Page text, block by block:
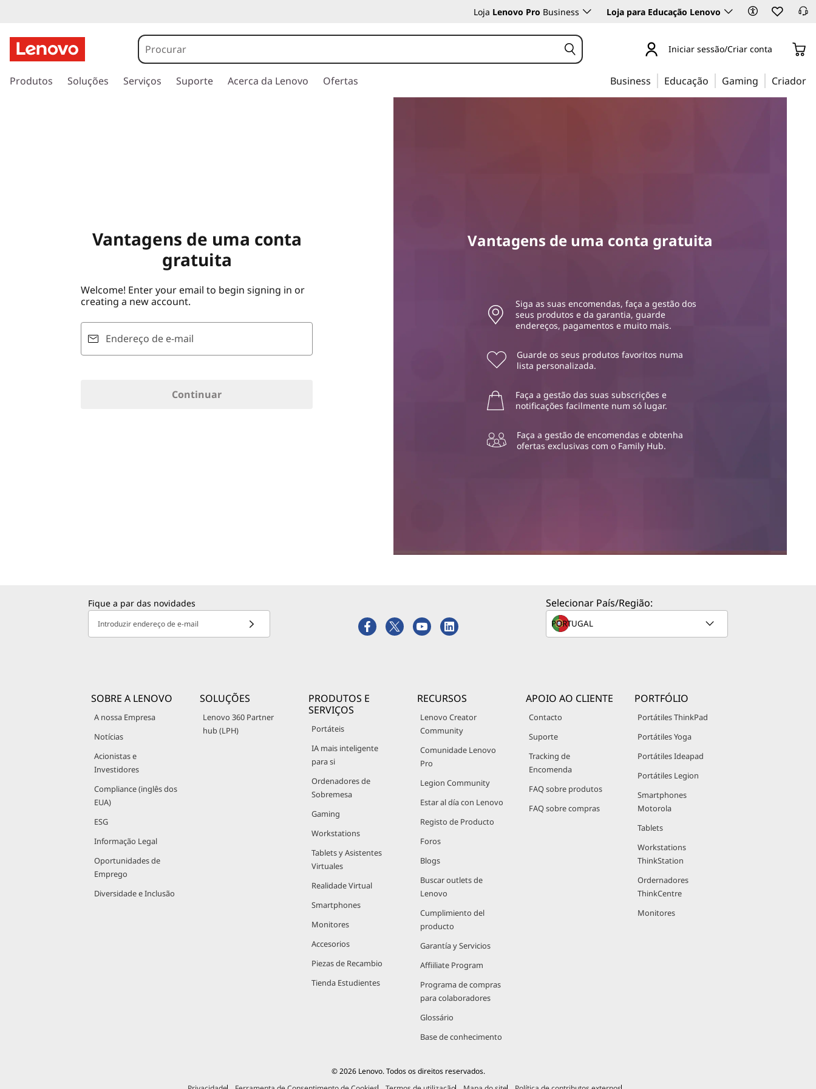
Loja Lenovo Pro Business Loja para Educação Lenovo
a
Iniciar sessão/Criar conta
Produtos Soluções Serviços Suporte Acerca da Lenovo Ofertas Business Educação Gaming Criador
Vantagens de uma conta
gratuita
Welcome! Enter your email to begin signing in or
creating a new account.
Endereço de e-mail
Continuar
Vantagens de uma conta gratuita
Siga as suas encomendas, faça a gestão dos
seus produtos e da garantia, guarde
endereços, pagamentos e muito mais.
Guarde os seus produtos favoritos numa
lista personalizada.
Faça a gestão das suas subscrições e
notificações facilmente num só lugar.
Faça a gestão de encomendas e obtenha
ofertas exclusivas com o Family Hub.
Fique a par das novidades
Introduzir endereço de e-mail
Selecionar País/Região:
SOBRE A LENOVO
A nossa Empresa
Notícias
Acionistas e
Investidores
Compliance (inglês dos
EUA)
ESG
Informação Legal
Oportunidades de
Emprego
Diversidade e Inclusão
SOLUÇÕES
Lenovo 360 Partner
hub (LPH)
PRODUTOS E
SERVIÇOS
Portáteis
IA mais inteligente
para si
Ordenadores de
Sobremesa
Gaming
Workstations
Tablets y Asistentes
Virtuales
Realidade Virtual
Smartphones
Monitores
Accesorios
Piezas de Recambio
Tienda Estudientes
RECURSOS
Lenovo Creator
Community
Comunidade Lenovo
Pro
Legion Community
Estar al día con Lenovo
Registo de Producto
Foros
Blogs
Buscar outlets de
Lenovo
Cumplimiento del
producto
Garantía y Servicios
Affiiliate Program
Programa de compras
para colaboradores
Glossário
Base de conhecimento
APOIO AO CLIENTE
Contacto
Suporte
Tracking de
Encomenda
FAQ sobre produtos
FAQ sobre compras
PORTFÓLIO
Portátiles ThinkPad
Portátiles Yoga
Portátiles Ideapad
Portátiles Legion
Smartphones
Motorola
Tablets
Workstations
ThinkStation
Ordernadores
ThinkCentre
Monitores
© 2026 Lenovo. Todos os direitos reservados.